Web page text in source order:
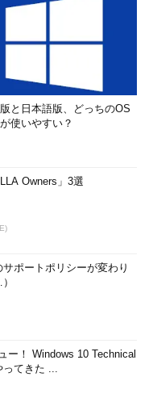
と日本語版、どっちのOS
使いやすい？
Owners」3選
サポートポリシーが変わり
ー！ Windows 10 Technical
ってきた ...